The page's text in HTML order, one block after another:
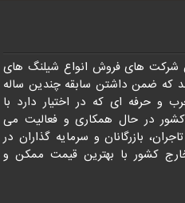
شرکت های فروش انواع شیلنگ های
که ضمن داشتن سابقه چندین ساله
و حرفه ای که در اختیار دارد با
در حال همکاری و فعالیت می
بازرگانان و سرمایه گذاران در
کشور با بهترین قیمت ممکن و